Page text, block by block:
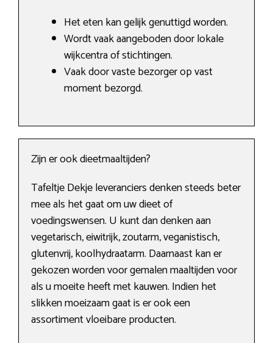
Het eten kan gelijk genuttigd worden.
Wordt vaak aangeboden door lokale
wijkcentra of stichtingen.
Vaak door vaste bezorger op vast
moment bezorgd.
Zijn er ook dieetmaaltijden?
Tafeltje Dekje leveranciers denken steeds beter
mee als het gaat om uw dieet of
voedingswensen. U kunt dan denken aan
vegetarisch, eiwitrijk, zoutarm, veganistisch,
glutenvrij, koolhydraatarm. Daarnaast kan er
gekozen worden voor gemalen maaltijden voor
als u moeite heeft met kauwen. Indien het
slikken moeizaam gaat is er ook een
assortiment vloeibare producten.